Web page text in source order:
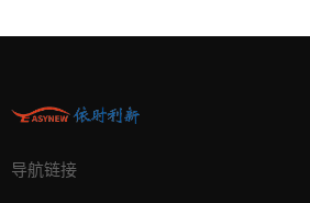
导航链接